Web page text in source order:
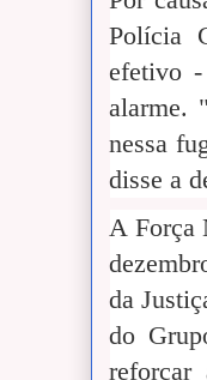
Polícia
efetivo
alarme.
nessa
disse a
A Força
da
do
reforçar